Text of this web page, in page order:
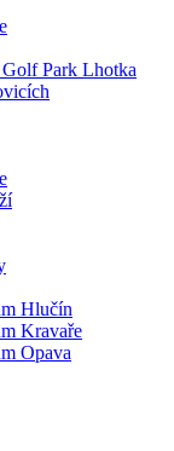
Golf Park Lhotka
Hlučín
Kravaře
Opava